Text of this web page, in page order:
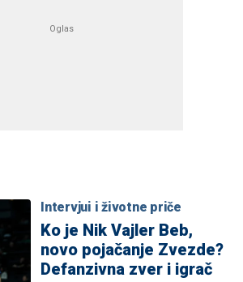
Intervjui i životne priče
Ko je Nik Vajler Beb,
novo pojačanje Zvezde?
Defanzivna zver i igrač